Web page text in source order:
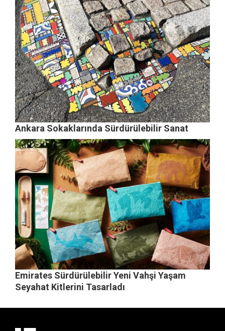
Ankara Sokaklarında Sürdürülebilir Sanat
Emirates Sürdürülebilir Yeni Vahşi Yaşam
Seyahat Kitlerini Tasarladı